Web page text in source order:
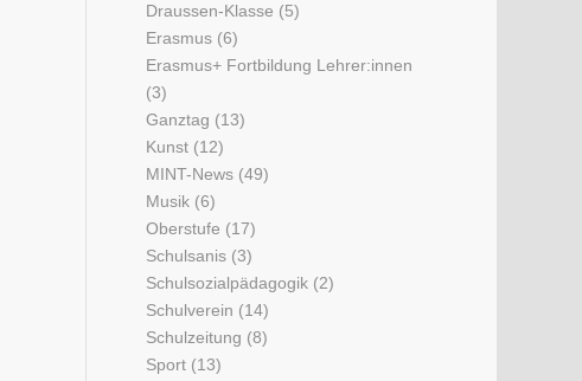
Draussen-Klasse (5)
Erasmus (6)
Erasmus+ Fortbildung Lehrer:innen
(3)
Ganztag (13)
Kunst (12)
MINT-News (49)
Musik (6)
Oberstufe (17)
Schulsanis (3)
Schulsozialpädagogik (2)
Schulverein (14)
Schulzeitung (8)
Sport (13)